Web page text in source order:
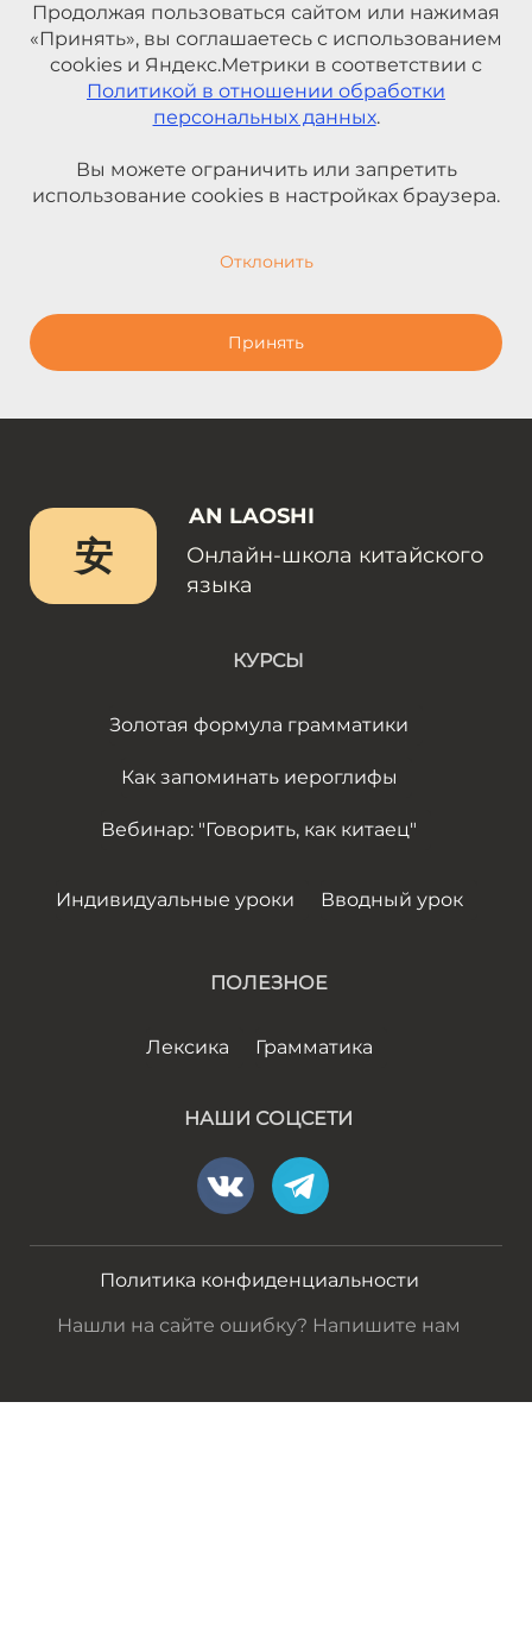
Продолжая пользоваться сайтом или нажимая
«Принять», вы соглашаетесь с использованием
cookies и Яндекс.Метрики в соответствии с
Политикой в отношении обработки
персональных данных.
Вы можете ограничить или запретить
использование cookies в настройках браузера.
Отклонить
Принять
安
AN LAOSHI
Онлайн-школа китайского
языка
КУРСЫ
Золотая формула грамматики
Как запоминать иероглифы
Вебинар: "Говорить, как китаец"
Индивидуальные уроки Вводный урок
ПОЛЕЗНОЕ
Лексика Грамматика
НАШИ СОЦСЕТИ
Политика конфиденциальности
Нашли на сайте ошибку? Напишите нам